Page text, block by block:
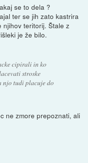
se to dela ?
ter se jih zato kastrira
teritorij. Štale z
je že bilo.
cipirali in ko
stroske
njo tudi placuje do
ne zmore prepoznati, ali